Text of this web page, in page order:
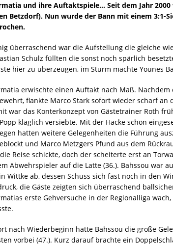
und ihre Auftaktspiele… Seit dem Jahr
Betzdorf). Nun wurde der Bann mit einem 3:1-
überraschend war die Aufstellung die gleiche
Schulz füllten die sonst noch spärlich
hier zu überzeugen, im Sturm machte Younes
erwischte einen Auftakt nach Maß.
flankte Marco Stark sofort wieder scharf
war das Konterkonzept von Gästetrainer Roth
kläglich versiebte. Mit der Hacke schön
hatten weitere Gelegenheiten die Führung
und Marco Metzgers Pfund aus dem
Reise schickte, doch der scheiterte erst an
Abwehrspieler auf die Latte (36.). Bahssou war
Wittke ab, dessen Schuss sich fast noch in den
die Gäste zeigten sich überraschend
erste Gehversuche in der Regionalliga
nach Wiederbeginn hatte Bahssou die große
vorbei (47.). Kurz darauf brachte ein